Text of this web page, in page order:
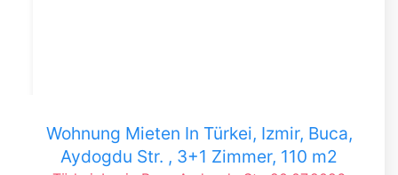
Wohnung Mieten In Türkei, Izmir, Buca,
Aydogdu Str. , 3+1 Zimmer, 110 m2